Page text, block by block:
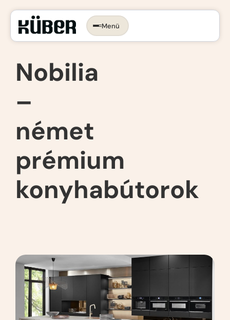
Menü
RÓLAD SZÓL.
Időpontot foglalok →
More than kitchen
Konyhagépek, beépíthető készülékek
Munkalapok
Kivitelezés
VR konyhatervezés
Nobilia
–
német
prémium
konyhabútorok